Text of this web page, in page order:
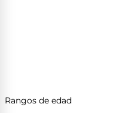
Rangos de edad